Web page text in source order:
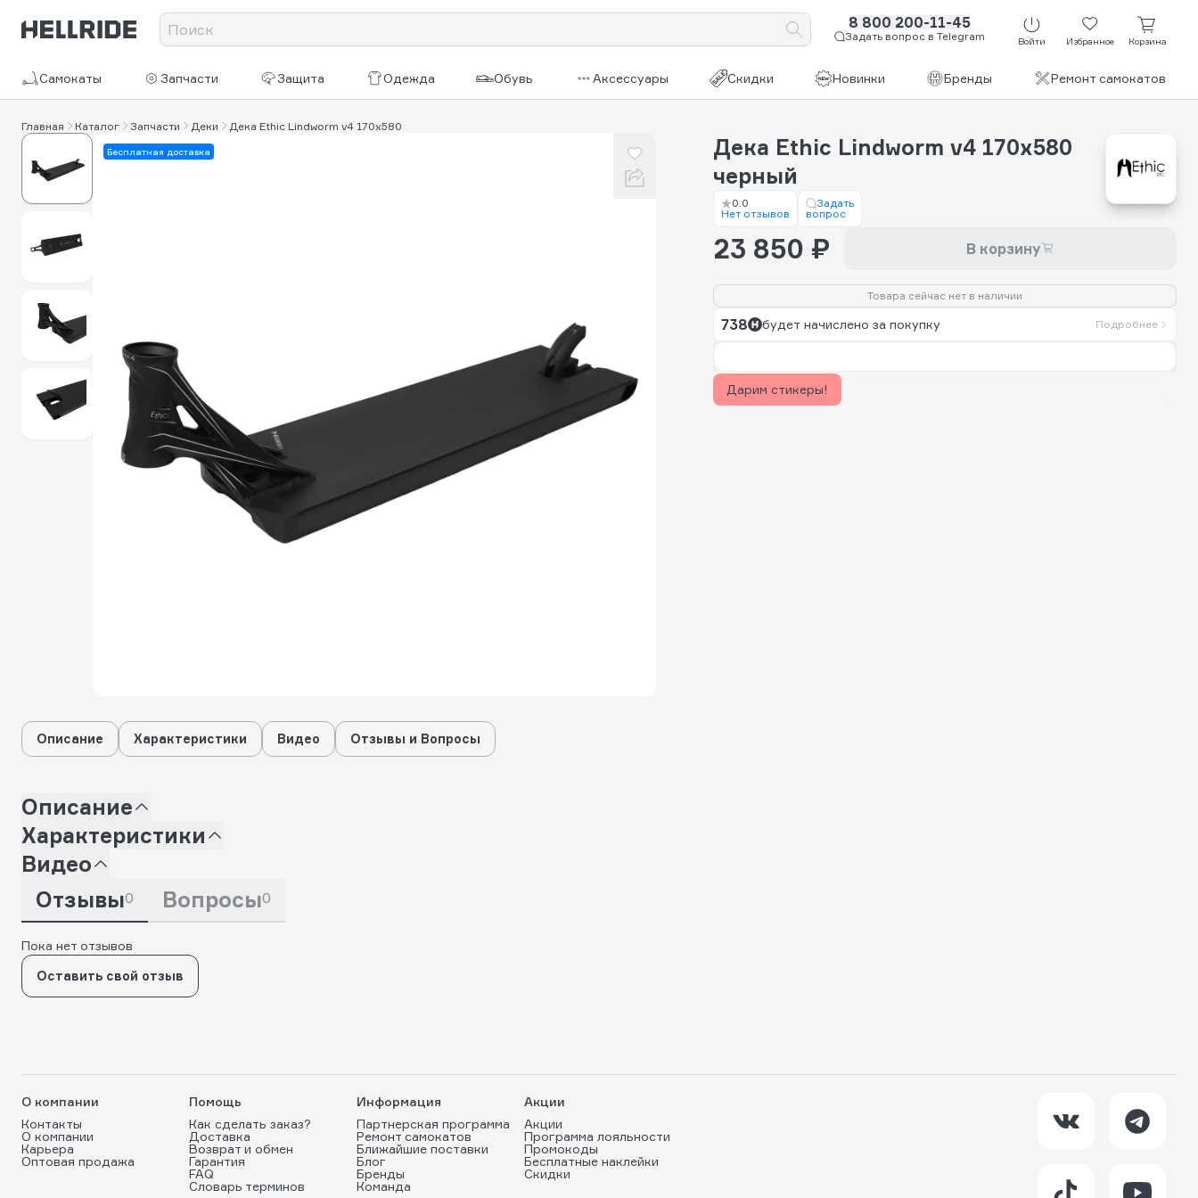
8 800 200-11-45
Задать вопрос в Telegram Войти Избранное Корзина
Самокаты Запчасти Защита Одежда Обувь Аксессуары Скидки Новинки Бренды Ремонт самокатов
Главная Каталог Запчасти Деки Дека Ethic Lindworm v4 170х580
Бесплатная доставка
Дека Ethic Lindworm v4 170х580
черный
0.0
Нет отзывов
Задать
вопрос
23 850 ₽ В корзину
Товара сейчас нет в наличии
738 будет начислено за покупку Подробнее
Дарим стикеры!
Описание Характеристики Видео Отзывы и Вопросы
Описание
Характеристики
Видео
Отзывы0 Вопросы0
Пока нет отзывов
Оставить свой отзыв
О компании
Контакты
О компании
Карьера
Оптовая продажа
Помощь
Как сделать заказ?
Доставка
Возврат и обмен
Гарантия
FAQ
Словарь терминов
Информация
Партнерская программа
Ремонт самокатов
Ближайшие поставки
Блог
Бренды
Команда
Акции
Акции
Программа лояльности
Промокоды
Бесплатные наклейки
Скидки